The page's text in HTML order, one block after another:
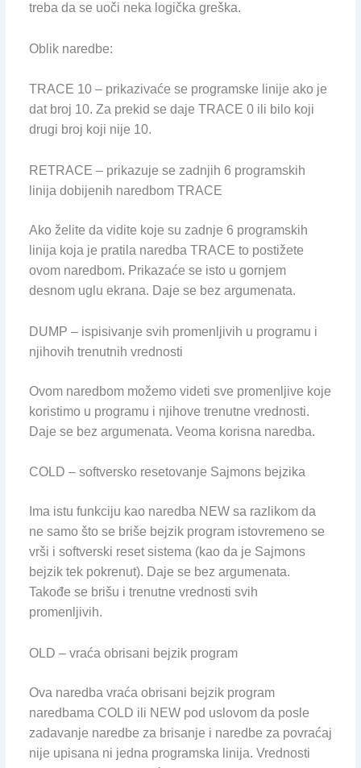
treba da se uoči neka logička greška.
Oblik naredbe:
TRACE 10 – prikazivaće se programske linije ako je
dat broj 10. Za prekid se daje TRACE 0 ili bilo koji
drugi broj koji nije 10.
RETRACE – prikazuje se zadnjih 6 programskih
linija dobijenih naredbom TRACE
Ako želite da vidite koje su zadnje 6 programskih
linija koja je pratila naredba TRACE to postižete
ovom naredbom. Prikazaće se isto u gornjem
desnom uglu ekrana. Daje se bez argumenata.
DUMP – ispisivanje svih promenljivih u programu i
njihovih trenutnih vrednosti
Ovom naredbom možemo videti sve promenljive koje
koristimo u programu i njihove trenutne vrednosti.
Daje se bez argumenata. Veoma korisna naredba.
COLD – softversko resetovanje Sajmons bejzika
Ima istu funkciju kao naredba NEW sa razlikom da
ne samo što se briše bejzik program istovremeno se
vrši i softverski reset sistema (kao da je Sajmons
bejzik tek pokrenut). Daje se bez argumenata.
Takođe se brišu i trenutne vrednosti svih
promenljivih.
OLD – vraća obrisani bejzik program
Ova naredba vraća obrisani bejzik program
naredbama COLD ili NEW pod uslovom da posle
zadavanje naredbe za brisanje i naredbe za povraćaj
nije upisana ni jedna programska linija. Vrednosti